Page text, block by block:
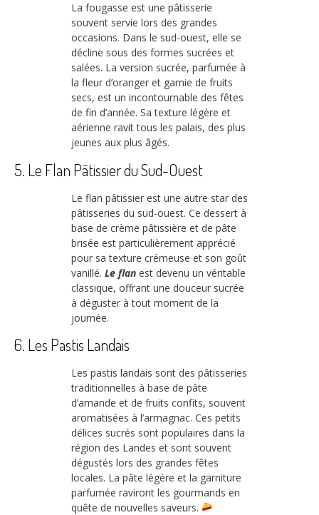
La fougasse est une pâtisserie
souvent servie lors des grandes
occasions. Dans le sud-ouest, elle se
décline sous des formes sucrées et
salées. La version sucrée, parfumée à
la fleur d’oranger et garnie de fruits
secs, est un incontournable des fêtes
de fin d’année. Sa texture légère et
aérienne ravit tous les palais, des plus
jeunes aux plus âgés.
5. Le Flan Pâtissier du Sud-Ouest
Le flan pâtissier est une autre star des
pâtisseries du sud-ouest. Ce dessert à
base de crème pâtissière et de pâte
brisée est particulièrement apprécié
pour sa texture crémeuse et son goût
vanillé. Le flan est devenu un véritable
classique, offrant une douceur sucrée
à déguster à tout moment de la
journée.
6. Les Pastis Landais
Les pastis landais sont des pâtisseries
traditionnelles à base de pâte
d’amande et de fruits confits, souvent
aromatisées à l’armagnac. Ces petits
délices sucrés sont populaires dans la
région des Landes et sont souvent
dégustés lors des grandes fêtes
locales. La pâte légère et la garniture
parfumée raviront les gourmands en
quête de nouvelles saveurs.